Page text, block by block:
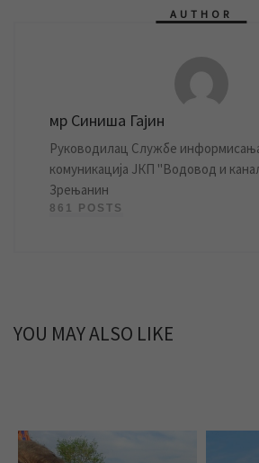
AUTHOR
мр Синиша Гајин
Руководилац Службе
комуникација ЈКП "Водовод и
Зрењанин
861 POSTS
YOU MAY ALSO LIKE